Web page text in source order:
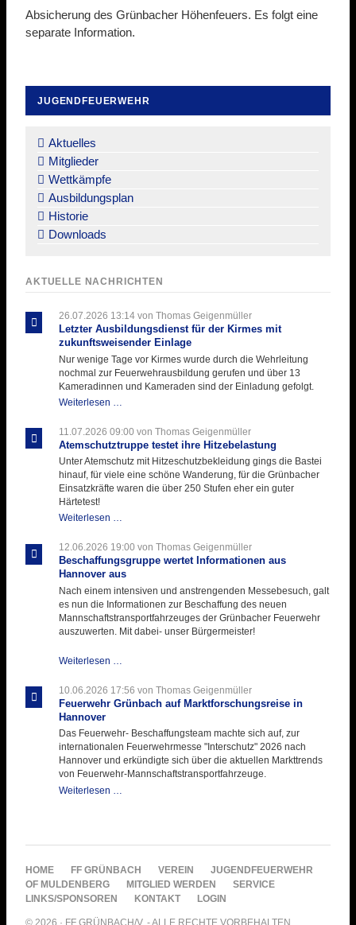
Absicherung des Grünbacher Höhenfeuers. Es folgt eine
separate Information.
JUGENDFEUERWEHR
überspringen
Aktuelles
Mitglieder
Wettkämpfe
Ausbildungsplan
Historie
Downloads
AKTUELLE NACHRICHTEN
26.07.2026 13:14von Thomas Geigenmüller
Letzter Ausbildungsdienst für der Kirmes mit
zukunftsweisender Einlage
Nur wenige Tage vor Kirmes wurde durch die Wehrleitung
nochmal zur Feuerwehrausbildung gerufen und über 13
Kameradinnen und Kameraden sind der Einladung gefolgt.
Weiterlesen …
für
der
Kirmes
mit
zukunftsweisender
11.07.2026 09:00 von Thomas Geigenmüller
Atemschutztruppe testet ihre Hitzebelastung
Unter Atemschutz mit Hitzeschutzbekleidung gings die Bastei
hinauf, für viele eine schöne Wanderung, für die Grünbacher
Einsatzkräfte waren die über 250 Stufen eher ein guter
Härtetest!
Weiterlesen …
ihre
Hitzebelastung
12.06.2026 19:00 von Thomas Geigenmüller
Beschaffungsgruppe wertet Informationen aus
Hannover aus
Nach einem intensiven und anstrengenden Messebesuch, galt
es nun die Informationen zur Beschaffung des neuen
Mannschaftstransportfahrzeuges der Grünbacher Feuerwehr
auszuwerten. Mit dabei- unser Bürgermeister!
Weiterlesen …
Informationen
aus
aus
10.06.2026 17:56 von Thomas Geigenmüller
Feuerwehr Grünbach auf Marktforschungsreise in
Hannover
Das Feuerwehr- Beschaffungsteam machte sich auf, zur
internationalen Feuerwehrmesse "Interschutz" 2026 nach
Hannover und erkündigte sich über die aktuellen Markttrends
von Feuerwehr-Mannschaftstransportfahrzeuge.
Weiterlesen …
in
NAVIGATION
ÜBERSPRINGEN
HOME FF GRÜNBACH VEREIN
JUGENDFEUERWEHR
OF MULDENBERG
MITGLIED WERDEN
SERVICE
LINKS/SPONSOREN
KONTAKT LOGIN
© 2026 · FF GRÜNBACH/V. - ALLE RECHTE VORBEHALTEN